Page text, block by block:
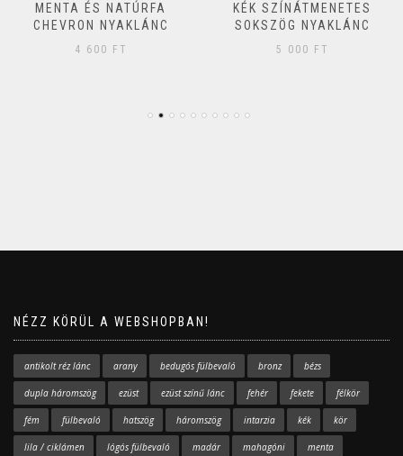
MENTA ÉS NATÚRFA
CHEVRON NYAKLÁNC
4 600 FT
KÉK SZÍNÁTMENETES
SOKSZÖG NYAKLÁNC
5 000 FT
NÉZZ KÖRÜL A WEBSHOPBAN!
antikolt réz lánc arany bedugós fülbevaló bronz bézs
dupla háromszög ezüst ezüst színű lánc fehér fekete félkör
fém fülbevaló hatszög háromszög intarzia kék kör
lila / ciklámen lógós fülbevaló madár mahagóni menta